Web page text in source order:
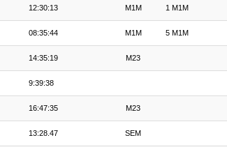
12:30:13 M1M 1 M1M
08:35:44 M1M 5 M1M
14:35:19 M23
9:39:38
16:47:35 M23
13:28.47 SEM